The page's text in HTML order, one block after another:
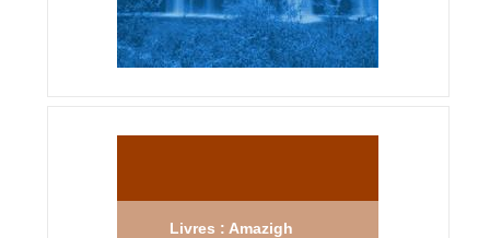
Livres : Amazigh